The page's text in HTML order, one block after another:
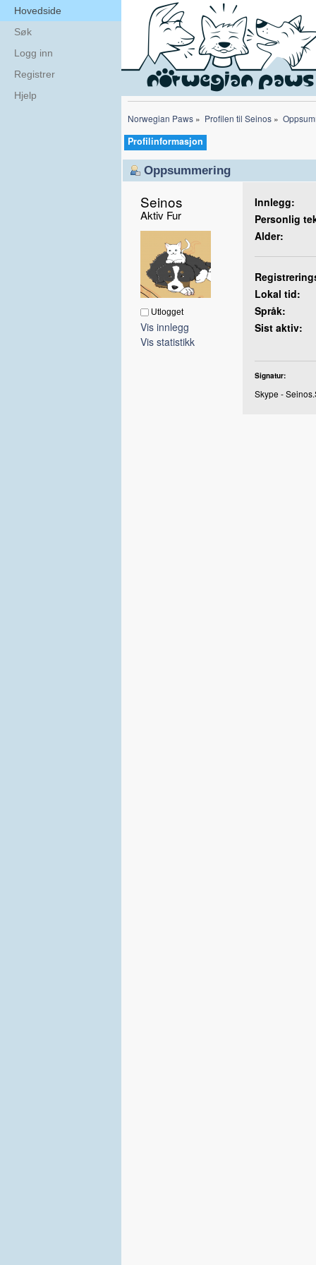
Hovedside
Søk
Logg inn
Registrer
Hjelp
Norwegian Paws » Profilen til Seinos»
Profilinformasjon
Oppsummering
Seinos
Aktiv Fur
Utlogget
Vis innlegg
Vis statistikk
Innlegg:
Personlig
Alder:
Lokal tid:
Språk:
Sist aktiv:
Signatur:
Skype -